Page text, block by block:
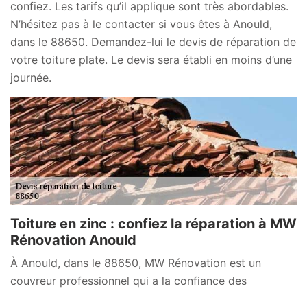
confiez. Les tarifs qu’il applique sont très abordables.
N’hésitez pas à le contacter si vous êtes à Anould,
dans le 88650. Demandez-lui le devis de réparation de
votre toiture plate. Le devis sera établi en moins d’une
journée.
Toiture en zinc : confiez la réparation à MW
Rénovation Anould
À Anould, dans le 88650, MW Rénovation est un
couvreur professionnel qui a la confiance des